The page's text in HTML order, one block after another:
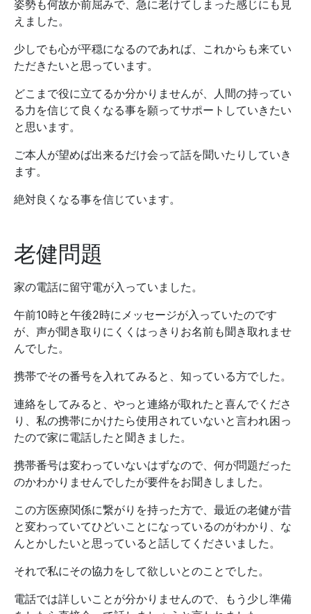
姿勢も何故か前屈みで、急に老けてしまった感じにも見
えました。
少しでも心が平穏になるのであれば、これからも来てい
ただきたいと思っています。
どこまで役に立てるか分かりませんが、人間の持ってい
る力を信じて良くなる事を願ってサポートしていきたい
と思います。
ご本人が望めば出来るだけ会って話を聞いたりしていき
ます。
絶対良くなる事を信じています。
老健問題
家の電話に留守電が入っていました。
午前10時と午後2時にメッセージが入っていたのです
が、声が聞き取りにくくはっきりお名前も聞き取れませ
んでした。
携帯でその番号を入れてみると、知っている方でした。
連絡をしてみると、やっと連絡が取れたと喜んでくださ
り、私の携帯にかけたら使用されていないと言われ困っ
たので家に電話したと聞きました。
携帯番号は変わっていないはずなので、何が問題だった
のかわかりませんでしたが要件をお聞きしました。
この方医療関係に繋がりを持った方で、最近の老健が昔
と変わっていてひどいことになっているのがわかり、な
んとかしたいと思っていると話してくださいました。
それで私にその協力をして欲しいとのことでした。
電話では詳しいことが分かりませんので、もう少し準備